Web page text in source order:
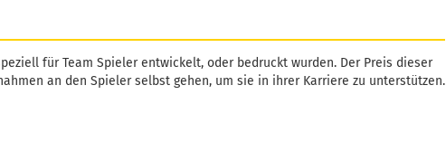
für Team Spieler entwickelt, oder bedruckt wurden. Der Preis dieser
an den Spieler selbst gehen, um sie in ihrer Karriere zu unterstützen.